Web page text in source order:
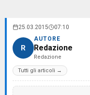
25.03.2015 07:10
R
AUTORE
Redazione
Redazione
Tutti gli articoli →